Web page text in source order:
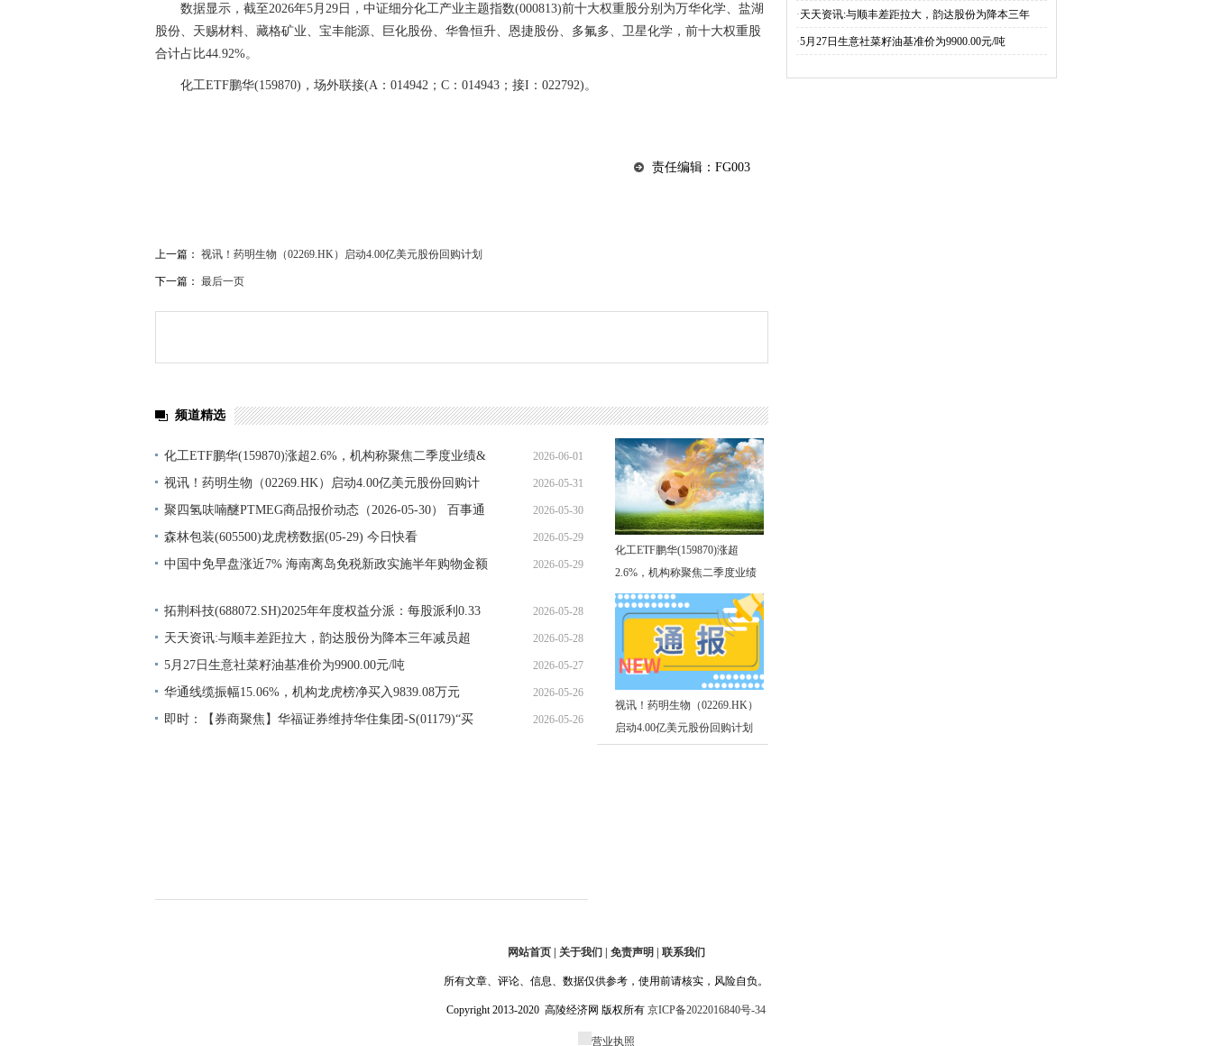
数据显示，截至2026年5月29日，中证细分化工产业主题指数(000813)前十大权重股分别为万华化学、盐湖
股份、天赐材料、藏格矿业、宝丰能源、巨化股份、华鲁恒升、恩捷股份、多氟多、卫星化学，前十大权重股
合计占比44.92%。
化工ETF鹏华(159870)，场外联接(A：014942；C：014943；接I：022792)。
责任编辑：FG003
上一篇： 视讯！药明生物（02269.HK）启动4.00亿美元股份回购计划
下一篇： 最后一页
频道精选
化工ETF鹏华(159870)涨超2.6%，机构称聚焦二季度业绩&
涨价，重视底部配置机会
2026-06-01
10:57:37
视讯！药明生物（02269.HK）启动4.00亿美元股份回购计
划
2026-05-31
19:14:36
聚四氢呋喃醚PTMEG商品报价动态（2026-05-30） 百事通 2026-05-30
20:28:40
森林包装(605500)龙虎榜数据(05-29) 今日快看 2026-05-29
16:59:05
中国中免早盘涨近7% 海南离岛免税新政实施半年购物金额
2026-05-29
拓荆科技(688072.SH)2025年年度权益分派：每股派利0.33
元-快消息
2026-05-28
19:05:48
天天资讯:与顺丰差距拉大，韵达股份为降本三年减员超
3000人，董事长年薪却超300万元
2026-05-28
06:15:01
5月27日生意社菜籽油基准价为9900.00元/吨 2026-05-27
09:05:43
华通线缆振幅15.06%，机构龙虎榜净买入9839.08万元 2026-05-26
17:58:04
即时：【券商聚焦】华福证券维持华住集团-S(01179)“买
2026-05-26
化工ETF鹏华(159870)涨超
2.6%，机构称聚焦二季度业绩
&涨价，重视底部配置机会
视讯！药明生物（02269.HK）
启动4.00亿美元股份回购计划
·天天资讯:与顺丰差距拉大，韵达股份为降本三年
·5月27日生意社菜籽油基准价为9900.00元/吨
网站首页 | 关于我们 | 免责声明 | 联系我们
所有文章、评论、信息、数据仅供参考，使用前请核实，风险自负。
Copyright 2013-2020 高陵经济网 版权所有 京ICP备2022016840号-34
营业执照